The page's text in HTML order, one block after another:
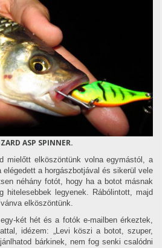
ASP SPINNER.
mielőtt elköszöntünk volna egymástól, a
elégedett a horgászbotjával és sikerül vele
néhány fotót, hogy ha a botot másnak
hitelesebbek legyenek. Rábólintott, majd
elköszöntünk.
két hét és a fotók e-mailben érkeztek,
idézem: „Levi köszi a botot, szuper,
bárkinek, nem fog senki csalódni